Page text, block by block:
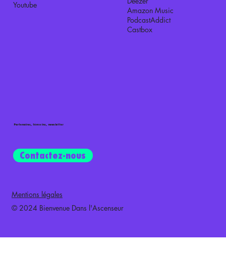
Mentions légales
© 2024 Bienvenue Dans l'Ascenseur
Youtube
Amazon Music
PodcastAddict
Castbox
Contactez-nous
Partenaires, témoins, newsletter